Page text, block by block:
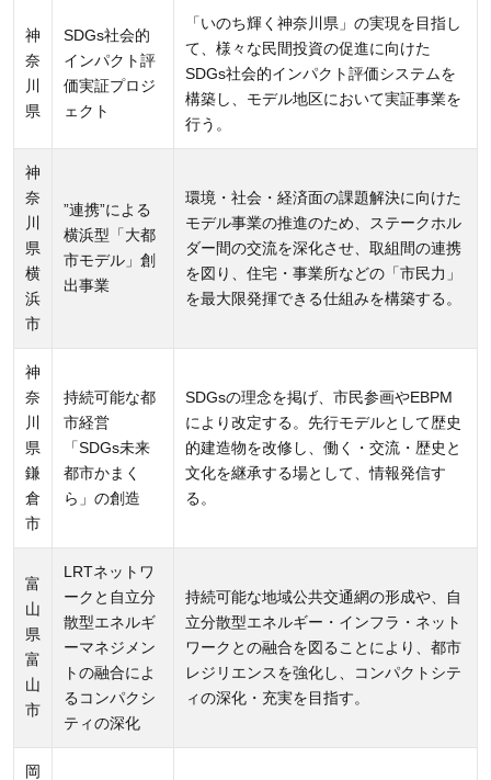
神
奈
川
県
SDGs社会的
インパクト評
価実証プロジ
ェクト
「いのち輝く神奈川県」の実現を目指し
て、様々な民間投資の促進に向けた
SDGs社会的インパクト評価システムを
構築し、モデル地区において実証事業を
行う。
神
奈
川
県
横
浜
市
”連携”による
横浜型「大都
市モデル」創
出事業
環境・社会・経済面の課題解決に向けた
モデル事業の推進のため、ステークホル
ダー間の交流を深化させ、取組間の連携
を図り、住宅・事業所などの「市民力」
を最大限発揮できる仕組みを構築する。
神
奈
川
県
鎌
倉
市
持続可能な都
市経営
「SDGs未来
都市かまく
ら」の創造
SDGsの理念を掲げ、市民参画やEBPM
により改定する。先行モデルとして歴史
的建造物を改修し、働く・交流・歴史と
文化を継承する場として、情報発信す
る。
富
山
県
富
山
市
LRTネットワ
ークと自立分
散型エネルギ
ーマネジメン
トの融合によ
るコンパクシ
ティの深化
持続可能な地域公共交通網の形成や、自
立分散型エネルギー・インフラ・ネット
ワークとの融合を図ることにより、都市
レジリエンスを強化し、コンパクトシテ
ィの深化・充実を目指す。
岡